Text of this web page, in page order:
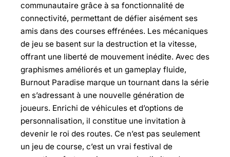
communautaire grâce à sa fonctionnalité de
connectivité, permettant de défier aisément ses
amis dans des courses effrénées. Les mécaniques
de jeu se basent sur la destruction et la vitesse,
offrant une liberté de mouvement inédite. Avec des
graphismes améliorés et un gameplay fluide,
Burnout Paradise marque un tournant dans la série
en s’adressant à une nouvelle génération de
joueurs. Enrichi de véhicules et d’options de
personnalisation, il constitue une invitation à
devenir le roi des routes. Ce n’est pas seulement
un jeu de course, c’est un vrai festival de